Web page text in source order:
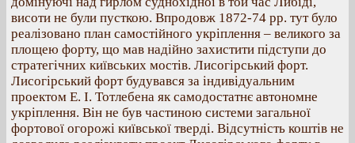
висоти не були пусткою. Впродовж 1872-74 рр. тут було
реалізовано план самостійного укріплення – великого за
площею форту, що мав надійно захистити підступи до
стратегічних київських мостів. Лисогірський форт.
Лисогірський форт будувався за індивідуальним
проектом Е. І. Тотлебена як самодостатнє автономне
укріплення. Він не був частиною системи загальної
фортової огорожі київської тверді. Відсутність коштів не